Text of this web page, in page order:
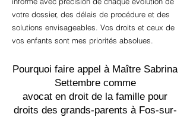
votre dossier, des délais de procédure et des
solutions envisageables. Vos droits et ceux de
vos enfants sont mes priorités absolues.
Pourquoi faire appel à Maître Sabrina
Settembre comme
avocat en droit de la famille pour
droits des grands-parents à Fos-sur-